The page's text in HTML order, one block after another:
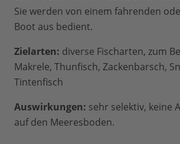
Sie werden von einem fahrenden
Boot aus bedient.
Zielarten: diverse Fischarten, zum
Makrele, Thunfisch, Zackenbarsch,
Tintenfisch
Auswirkungen: sehr selektiv, keine
auf den Meeresboden.